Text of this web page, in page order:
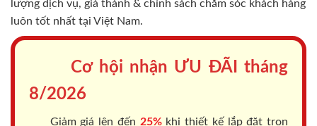
lượng dịch vụ, giá thành & chính sách chăm sóc khách hàng
luôn tốt nhất tại Việt Nam.
Cơ hội nhận ƯU ĐÃI tháng
8/2026
Giảm giá lên đến 25%khi thiết kế lắp đặt trọn